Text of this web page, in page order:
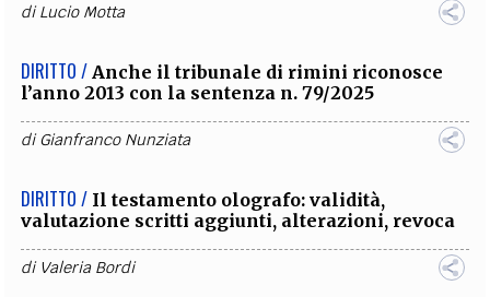
diLucio Motta
DIRITTO / Anche il tribunale di rimini riconosce
l’anno 2013 con la sentenza n. 79/2025
diGianfranco Nunziata
DIRITTO / Il testamento olografo: validità,
valutazione scritti aggiunti, alterazioni, revoca
di Valeria Bordi